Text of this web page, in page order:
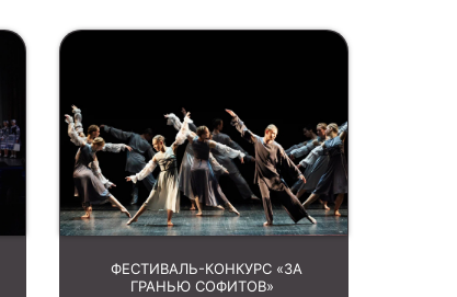
ФЕСТИВАЛЬ-КОНКУРС «ЗА
ГРАНЬЮ СОФИТОВ»